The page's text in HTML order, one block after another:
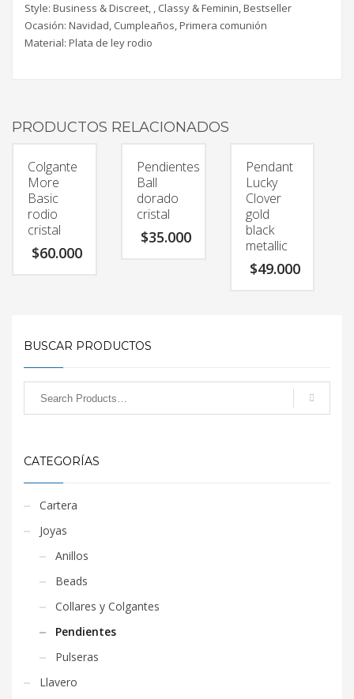
Style: Business & Discreet, , Classy & Feminin, Bestseller
Ocasión: Navidad, Cumpleaños, Primera comunión
Material: Plata de ley rodio
PRODUCTOS RELACIONADOS
Colgante
More
Basic
rodio
cristal
$60.000
Pendientes
Ball
dorado
cristal
$35.000
Pendant
Lucky
Clover
gold
black
metallic
$49.000
BUSCAR PRODUCTOS
CATEGORÍAS
Cartera
Joyas
Anillos
Beads
Collares y Colgantes
Pendientes
Pulseras
Llavero